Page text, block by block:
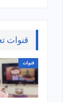
قنوات
قنوات